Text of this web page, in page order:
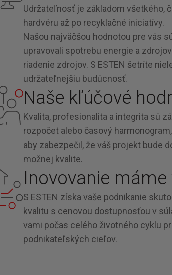
Udržateľnosť je základom všetkého,
hardvéru až po recyklačné iniciatívy.
Našou najväčšou hodnotou pre vás
upravovali spotrebu energie a
riadenie zdrojov. S ESTEN šetríte
udržateľnejšiu budúcnosť.
Naše kľúčové
Kvalita, profesionalita a integrita sú
rozpočet alebo časový
aby zabezpečil, že váš projekt bude
možnej kvalite.
Inovovanie máme
S ESTEN získa vaše podnikanie
kvalitu s cenovou dostupnosťou v
vami počas celého životného cyklu
podnikateľských cieľov.